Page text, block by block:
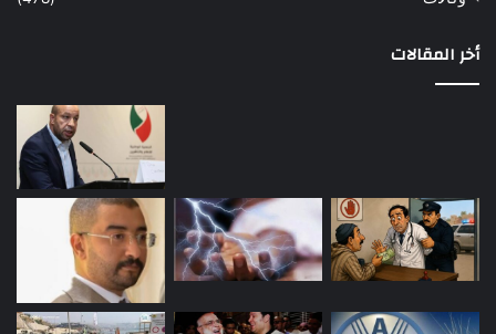
أخر المقالات